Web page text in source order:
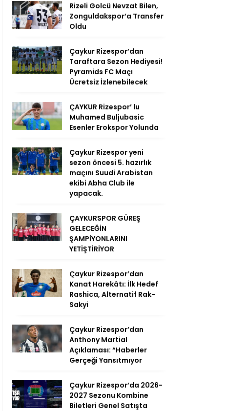
Rizeli Golcü Nevzat Bilen,
Zonguldakspor’a Transfer
Oldu
Çaykur Rizespor’dan
Taraftara Sezon Hediyesi!
Pyramids FC Maçı
Ücretsiz İzlenebilecek
ÇAYKUR Rizespor’ lu
Muhamed Buljubasic
Esenler Erokspor Yolunda
Çaykur Rizespor yeni
sezon öncesi 5. hazırlık
maçını Suudi Arabistan
ekibi Abha Club ile
yapacak.
ÇAYKURSPOR GÜREŞ
GELECEĞİN
ŞAMPİYONLARINI
YETİŞTİRİYOR
Çaykur Rizespor’dan
Kanat Harekâtı: İlk Hedef
Rashica, Alternatif Rak-
Sakyi
Çaykur Rizespor’dan
Anthony Martial
Açıklaması: “Haberler
Gerçeği Yansıtmıyor
Çaykur Rizespor’da 2026-
2027 Sezonu Kombine
Biletleri Genel Satışta